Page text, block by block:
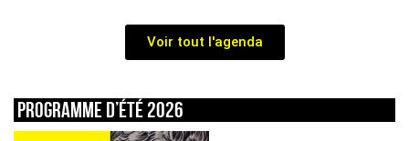
Voir tout l'agenda
Programme d’été 2026